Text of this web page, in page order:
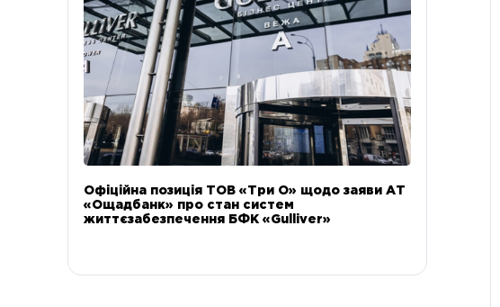
Офіційна позиція ТОВ «Три О» щодо заяви АТ
«Ощадбанк» про стан систем
життєзабезпечення БФК «Gulliver»